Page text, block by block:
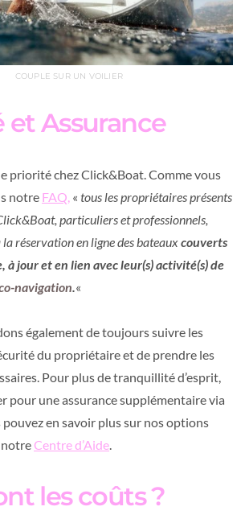
COUPLE SUR UN VOILIER
et Assurance
priorité chez Click&Boat. Comme vous
notre FAQ, « tous les propriétaires présents
particuliers et professionnels,
réservation en ligne des bateauxcouverts
à jour et en lien avec leur(s) activité(s) de
navigation.«
également de toujours suivre les
du propriétaire et de prendre les
Pour plus de tranquillité d’esprit,
pour une assurance supplémentaire via
en savoir plus sur nos options
notreCentre d’Aide.
les coûts ?